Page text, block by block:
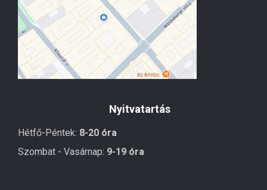
Nyitvatartás
Hétfő-Péntek: 8-20 óra
Szombat - Vasárnap: 9-19 óra